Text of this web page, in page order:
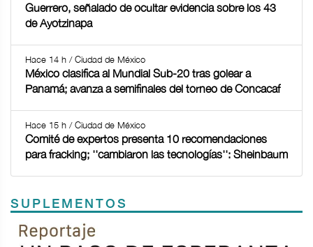
Guerrero, señalado de ocultar evidencia sobre los 43
de Ayotzinapa
Hace 14 h / Ciudad de México
México clasifica al Mundial Sub-20 tras golear a
Panamá; avanza a semifinales del torneo de Concacaf
Hace 15 h / Ciudad de México
Comité de expertos presenta 10 recomendaciones
para fracking; ''cambiaron las tecnologías'': Sheinbaum
SUPLEMENTOS